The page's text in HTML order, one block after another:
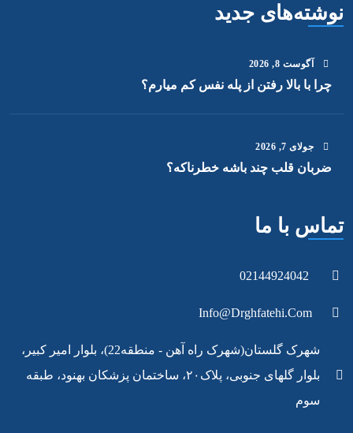
نوشته‌های جدید
آگوست 8
, 2026
چرا با بالا رفتن از پله نفس کم میارم؟
جولای 7
, 2026
ضربان قلب چند باشه خطرناکه؟
تماس با ما
02144924042
Info@drghfatehi.com
شهرک گلستان(شهرک راه آهن - منطقه22)، بلوار امیر کبیر،
بلوار گلهای جنوبی، پلاک۲۰، ساختمان پزشکان بهنود، طبقه
سوم